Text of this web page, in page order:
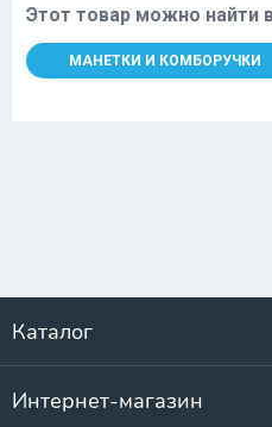
Этот товар можно найти
МАНЕТКИ И КОМБОРУЧКИ
Каталог
Интернет-магазин